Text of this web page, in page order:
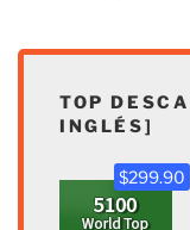
TOP
INGLÉS]
$299.90